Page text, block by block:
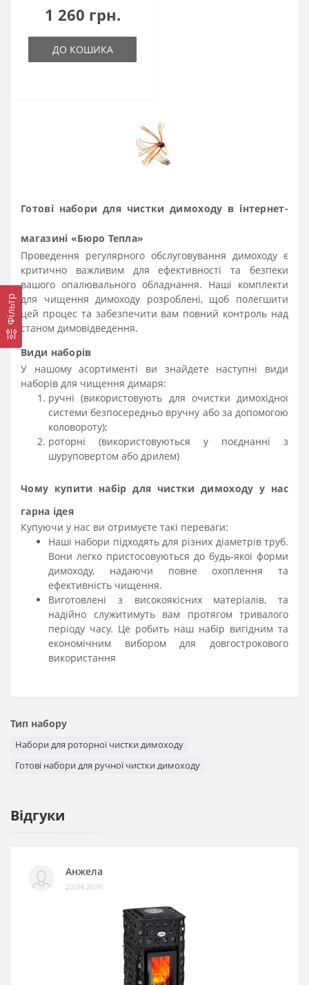
Фільтр
1 260 грн.
ДО КОШИКА
Готові набори для чистки димоходу в інтернет-
магазині «Бюро Тепла»
Проведення регулярного обслуговування димоходу є
критично важливим для ефективності та безпеки
вашого опалювального обладнання. Наші комплекти
для чищення димоходу розроблені, щоб полегшити
цей процес та забезпечити вам повний контроль над
станом димовідведення.
Види наборів
У нашому асортименті ви знайдете наступні види
наборів для чищення димаря:
ручні (використовують для очистки димохідної
системи безпосередньо вручну або за допомогою
коловороту);
роторні (використовуються у поєднанні з
шуруповертом або дрилем)
Чому купити набір для чистки димоходу у нас
гарна ідея
Купуючи у нас ви отримуєте такі переваги:
Наші набори підходять для різних діаметрів труб.
Вони легко пристосовуються до будь-якої форми
димоходу, надаючи повне охоплення та
ефективність чищення.
Виготовлені з високоякісних матеріалів, та
надійно служитимуть вам протягом тривалого
періоду часу. Це робить наш набір вигідним та
економічним вибором для довгострокового
використання
Тип набору
Набори для роторної чистки димоходу
Готові набори для ручної чистки димоходу
Відгуки
Анжела
20.04.2026